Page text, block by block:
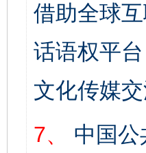
借助全球
话语权平
文化传媒
7、
中国